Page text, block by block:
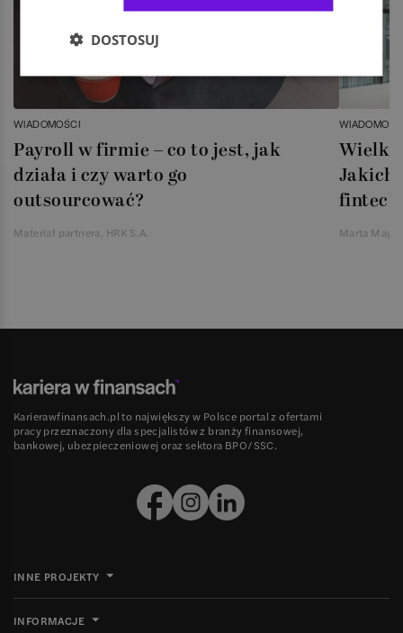
WIADOMOŚCI
Payroll w firmie – co to jest, jak
działa i czy warto go
outsourcować?
Materiał partnera, HRK S.A.
Jakich
Marta
Karierawfinansach.pl to największy w Polsce portal z ofertami
pracy przeznaczony dla specjalistów z branży finansowej,
bankowej, ubezpieczeniowej oraz sektora BPO/SSC.
INNE PROJEKTY
INFORMACJE
DOSTOSUJ